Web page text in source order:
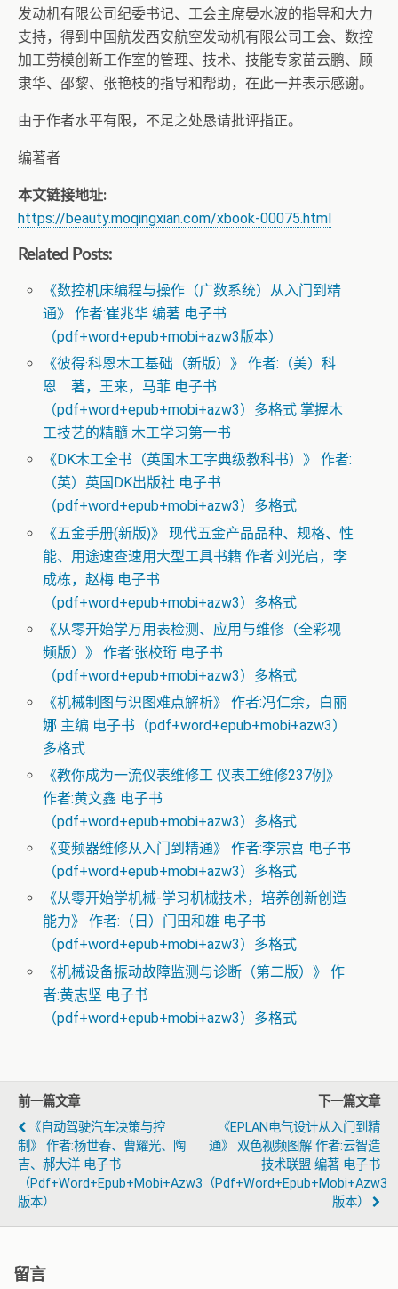
发动机有限公司纪委书记、工会主席晏水波的指导和大力
支持，得到中国航发西安航空发动机有限公司工会、数控
加工劳模创新工作室的管理、技术、技能专家苗云鹏、顾
隶华、邵黎、张艳枝的指导和帮助，在此一并表示感谢。
由于作者水平有限，不足之处恳请批评指正。
编著者
本文链接地址:
https://beauty.moqingxian.com/xbook-00075.html
Related Posts:
《数控机床编程与操作（广数系统）从入门到精
通》 作者:崔兆华 编著 电子书
（pdf+word+epub+mobi+azw3版本）
《彼得·科恩木工基础（新版）》 作者:（美）科
恩 著，王来，马菲 电子书
（pdf+word+epub+mobi+azw3）多格式 掌握木
工技艺的精髓 木工学习第一书
《DK木工全书（英国木工字典级教科书）》 作者:
（英）英国DK出版社 电子书
（pdf+word+epub+mobi+azw3）多格式
《五金手册(新版)》 现代五金产品品种、规格、性
能、用途速查速用大型工具书籍 作者:刘光启，李
成栋，赵梅 电子书
（pdf+word+epub+mobi+azw3）多格式
《从零开始学万用表检测、应用与维修（全彩视
频版）》 作者:张校珩 电子书
（pdf+word+epub+mobi+azw3）多格式
《机械制图与识图难点解析》 作者:冯仁余，白丽
娜 主编 电子书（pdf+word+epub+mobi+azw3）
多格式
《教你成为一流仪表维修工 仪表工维修237例》
作者:黄文鑫 电子书
（pdf+word+epub+mobi+azw3）多格式
《变频器维修从入门到精通》 作者:李宗喜 电子书
（pdf+word+epub+mobi+azw3）多格式
《从零开始学机械-学习机械技术，培养创新创造
能力》 作者:（日）门田和雄 电子书
（pdf+word+epub+mobi+azw3）多格式
《机械设备振动故障监测与诊断（第二版）》 作
者:黄志坚 电子书
（pdf+word+epub+mobi+azw3）多格式
前一篇文章
《自动驾驶汽车决策与控
制》 作者:杨世春、曹耀光、陶
吉、郝大洋 电子书
（pdf+word+epub+mobi+azw3
版本）
下一篇文章
《EPLAN电气设计从入门到精
通》 双色视频图解 作者:云智造
技术联盟 编著 电子书
（pdf+word+epub+mobi+azw3
版本）
留言